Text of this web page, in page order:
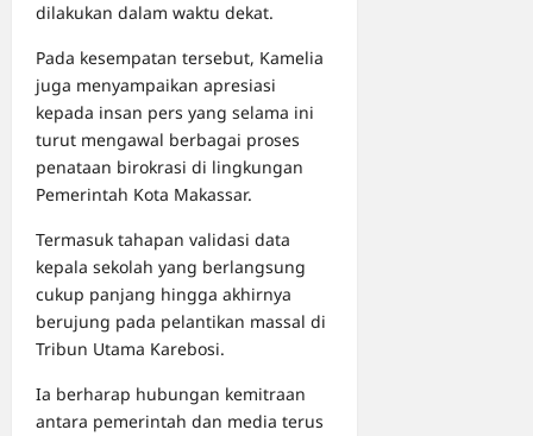
dilakukan dalam waktu dekat.
Pada kesempatan tersebut, Kamelia
juga menyampaikan apresiasi
kepada insan pers yang selama ini
turut mengawal berbagai proses
penataan birokrasi di lingkungan
Pemerintah Kota Makassar.
Termasuk tahapan validasi data
kepala sekolah yang berlangsung
cukup panjang hingga akhirnya
berujung pada pelantikan massal di
Tribun Utama Karebosi.
Ia berharap hubungan kemitraan
antara pemerintah dan media terus